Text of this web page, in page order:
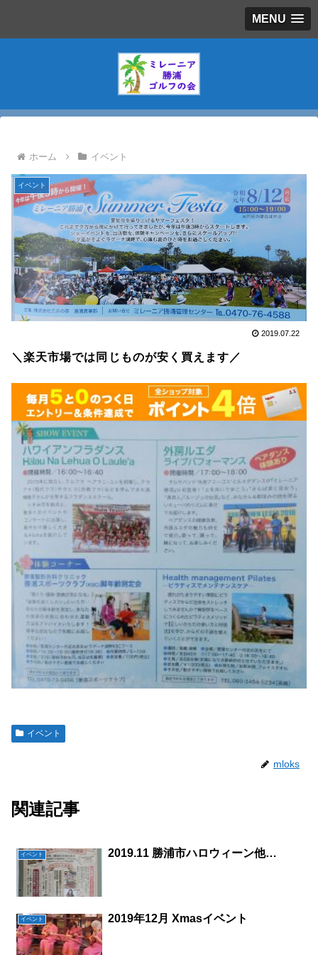
MENU
ホーム イベント
イベント
2019.07.22
＼楽天市場では同じものが安く買えます／
イベント
mloks
関連記事
イベント 2019.11 勝浦市ハロウィーン他…
イベント 2019年12月 Xmasイベント